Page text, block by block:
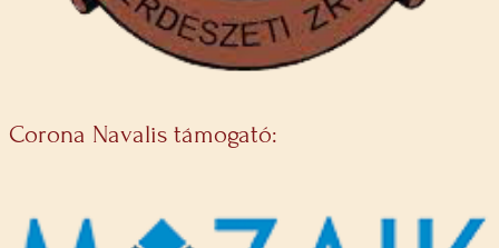
Corona Navalis támogató: